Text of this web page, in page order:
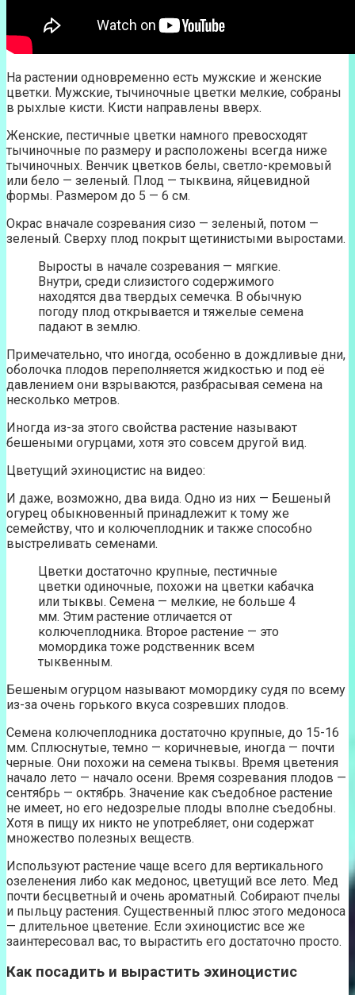
На растении одновременно есть мужские и женские
цветки. Мужские, тычиночные цветки мелкие, собраны
в рыхлые кисти. Кисти направлены вверх.
Женские, пестичные цветки намного превосходят
тычиночные по размеру и расположены всегда ниже
тычиночных. Венчик цветков белы, светло-кремовый
или бело — зеленый. Плод — тыквина, яйцевидной
формы. Размером до 5 — 6 см.
Окрас вначале созревания сизо — зеленый, потом —
зеленый. Сверху плод покрыт щетинистыми выростами.
Выросты в начале созревания — мягкие.
Внутри, среди слизистого содержимого
находятся два твердых семечка. В обычную
погоду плод открывается и тяжелые семена
падают в землю.
Примечательно, что иногда, особенно в дождливые дни,
оболочка плодов переполняется жидкостью и под её
давлением они взрываются, разбрасывая семена на
несколько метров.
Иногда из-за этого свойства растение называют
бешеными огурцами, хотя это совсем другой вид.
Цветущий эхиноцистис на видео:
И даже, возможно, два вида. Одно из них — Бешеный
огурец обыкновенный принадлежит к тому же
семейству, что и колючеплодник и также способно
выстреливать семенами.
Цветки достаточно крупные, пестичные
цветки одиночные, похожи на цветки кабачка
или тыквы. Семена — мелкие, не больше 4
мм. Этим растение отличается от
колючеплодника. Второе растение — это
момордика тоже родственник всем
тыквенным.
Бешеным огурцом называют момордику судя по всему
из-за очень горького вкуса созревших плодов.
Семена колючеплодника достаточно крупные, до 15-16
мм. Сплюснутые, темно — коричневые, иногда — почти
черные. Они похожи на семена тыквы. Время цветения
начало лето — начало осени. Время созревания плодов —
сентябрь — октябрь. Значение как съедобное растение
не имеет, но его недозрелые плоды вполне съедобны.
Хотя в пищу их никто не употребляет, они содержат
множество полезных веществ.
Используют растение чаще всего для вертикального
озеленения либо как медонос, цветущий все лето. Мед
почти бесцветный и очень ароматный. Собирают пчелы
и пыльцу растения. Существенный плюс этого медоноса
— длительное цветение. Если эхиноцистис все же
заинтересовал вас, то вырастить его достаточно просто.
Как посадить и вырастить эхиноцистис